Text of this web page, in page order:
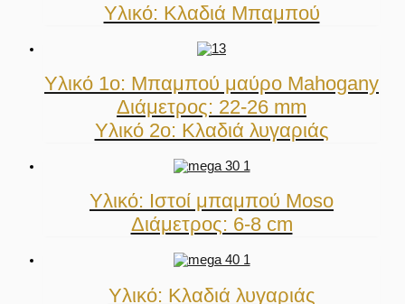
Υλικό: Κλαδιά Μπαμπού
Υλικό 1ο: Μπαμπού μαύρο Mahogany
Διάμετρος: 22-26 mm
Υλικό 2ο: Κλαδιά λυγαριάς
Υλικό: Ιστοί μπαμπού Moso
Διάμετρος: 6-8 cm
Υλικό: Κλαδιά λυγαριάς